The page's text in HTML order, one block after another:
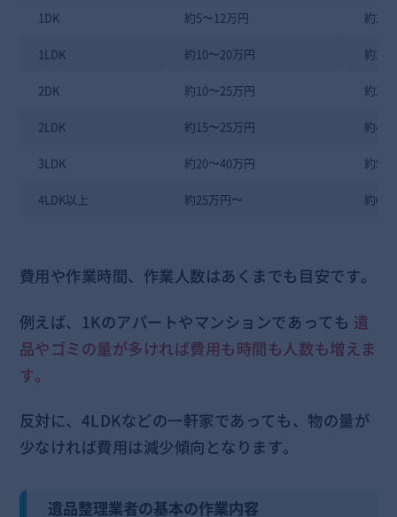
1DK 約5〜12万円 約2〜
1LDK 約10〜20万円 約3〜
2DK 約10〜25万円 約3〜
2LDK 約15〜25万円 約4〜
3LDK 約20〜40万円 約5〜
4LDK以上 約25万円〜 約6時
費用や作業時間、作業人数はあくまでも目安です。
例えば、1Kのアパートやマンションであっても 遺
品やゴミの量が多ければ費用も時間も人数も増えま
す。
反対に、4LDKなどの一軒家であっても、物の量が
少なければ費用は減少傾向となります。
遺品整理業者の基本の作業内容